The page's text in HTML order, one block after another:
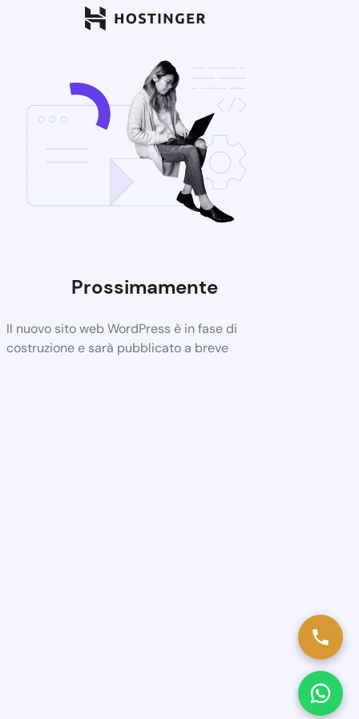
Prossimamente
Il nuovo sito web WordPress è in fase di
costruzione e sarà pubblicato a breve